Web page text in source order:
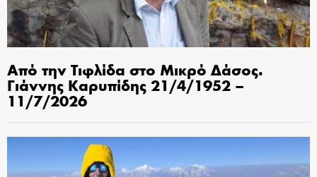
Από την Τιφλίδα στο Μικρό Δάσος.
Γιάννης Καρυπίδης 21/4/1952 –
11/7/2026